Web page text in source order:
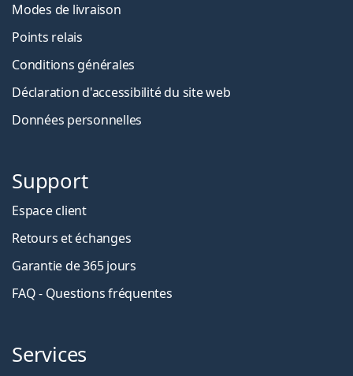
Modes de livraison
Points relais
Conditions générales
Déclaration d'accessibilité du site web
Données personnelles
Support
Espace client
Retours et échanges
Garantie de 365 jours
FAQ - Questions fréquentes
Services